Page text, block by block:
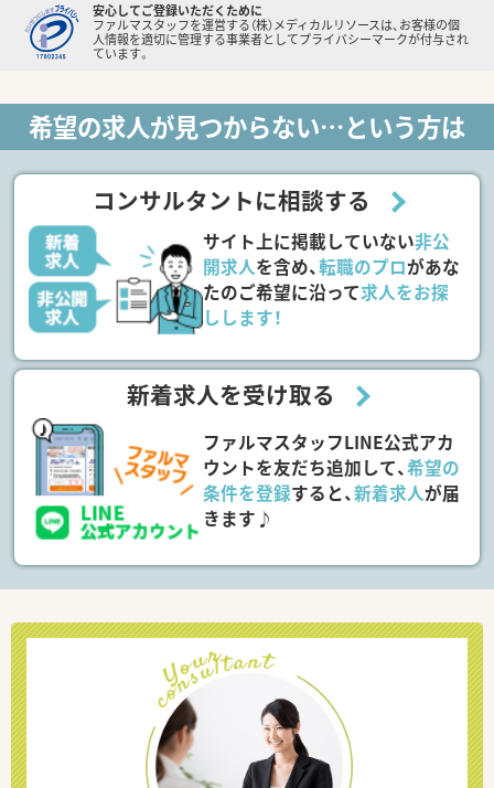
安心してご登録いただくために
ファルマスタッフを運営する（株）メディカルリソースは、お客様の個
人情報を適切に管理する事業者としてプライバシーマークが付与され
ています。
希望の求人が見つからない…という方は
コンサルタントに相談する
サイト上に掲載していない非公
開求人を含め、転職のプロがあな
たのご希望に沿って求人をお探
しします！
新着求人を受け取る
ファルマスタッフLINE公式アカ
ウントを友だち追加して、希望の
条件を登録すると、新着求人が届
きます♪